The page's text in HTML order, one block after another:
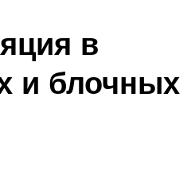
в
и блочных